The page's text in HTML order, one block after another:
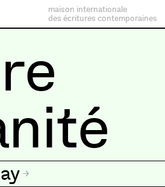
maison internationale
des écritures contemporaines